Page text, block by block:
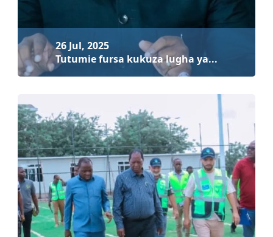
26 Jul, 2025
Tutumie fursa kukuza lugha ya kiswahili...
Soma zaidi
26 Jul, 2025
Tutumie fursa kukuza lugha ya...